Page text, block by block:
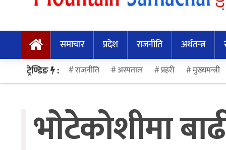
समाचार
प्रदेश
राजनीति
अर्थतन्त्र
अन्तर्राष्ट्रिय
मनोरन्जन
समाचार प्रदेश राजनीति अर्थतन्त्र
ट्रेण्डिङ : राजनीति अस्पताल प्रहरी मुख्यमन्त्री
भोटेकोशीमा